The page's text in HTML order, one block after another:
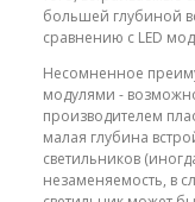
большей глубиной
сравнению с LED
Несомненное
модулями -
производителем
малая глубина
светильников
незаменяемость, в